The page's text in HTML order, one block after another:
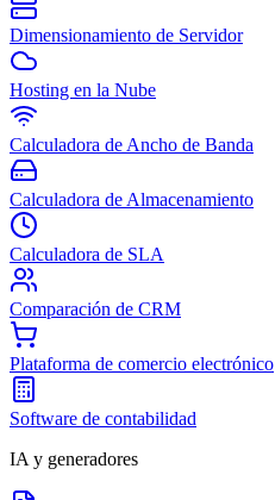
Dimensionamiento de Servidor
Hosting en la Nube
Calculadora de Ancho de Banda
Calculadora de Almacenamiento
Calculadora de SLA
Comparación de CRM
Plataforma de comercio electrónico
Software de contabilidad
IA y generadores